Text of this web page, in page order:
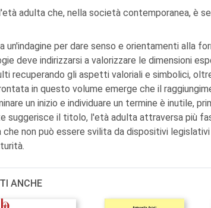
adulta che, nella società contemporanea, è
un'indagine per dare senso e orientamenti alla
deve indirizzarsi a valorizzare le dimensioni
recuperando gli aspetti valoriali e simbolici,
in questo volume emerge che il
un inizio e individuare un termine è inutile,
suggerisce il titolo, l'età adulta attraversa più
non può essere svilita da dispositivi
ANCHE